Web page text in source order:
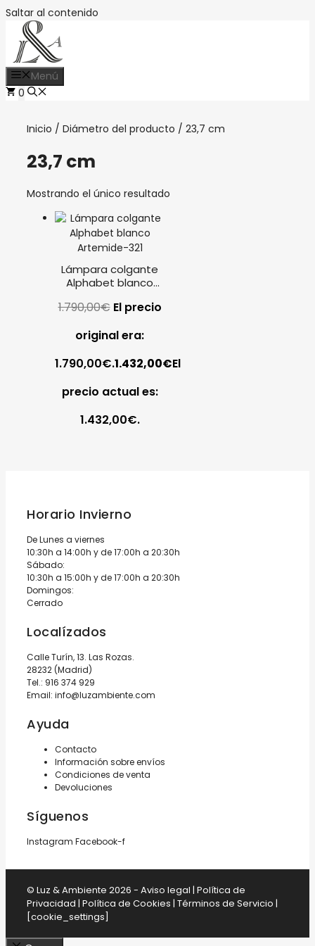
Saltar al contenido
Menú
0
Inicio / Diámetro del producto / 23,7 cm
23,7 cm
Mostrando el único resultado
Lámpara colgante
Alphabet blanco
90cm
1.790,00€ El precio
original era:
1.790,00€.1.432,00€El
precio actual es:
1.432,00€.
Horario Invierno
De Lunes a viernes
10:30h a 14:00h y de 17:00h a 20:30h
Sábado:
10:30h a 15:00h y de 17:00h a 20:30h
Domingos:
Cerrado
Localízados
Calle Turín, 13. Las Rozas.
28232 (Madrid)
Tel.: 916 374 929
Email: info@luzambiente.com
Ayuda
Contacto
Información sobre envíos
Condiciones de venta
Devoluciones
Síguenos
Instagram Facebook-f
© Luz & Ambiente 2026 - Aviso legal | Política de
Privacidad | Política de Cookies | Términos de Servicio |
[cookie_settings]